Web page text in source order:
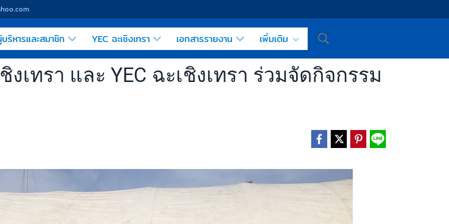
ริหารและสมาชิก YEC ฉะเชิงเทรา เอกสารรายงาน เพิ่มเติม
เทรา และ YEC ฉะเชิงเทรา ร่วมจัดกิจกรรม